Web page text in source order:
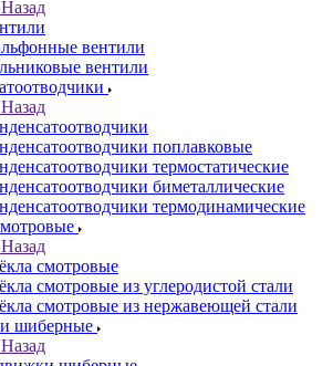
Назад
вентили
вентили
Назад
поплавковые
термостатические
биметаллические
термодинамические
Назад
смотровые
смотровые из углеродистой стали
смотровые из нержавеющей стали
шиберные
Назад